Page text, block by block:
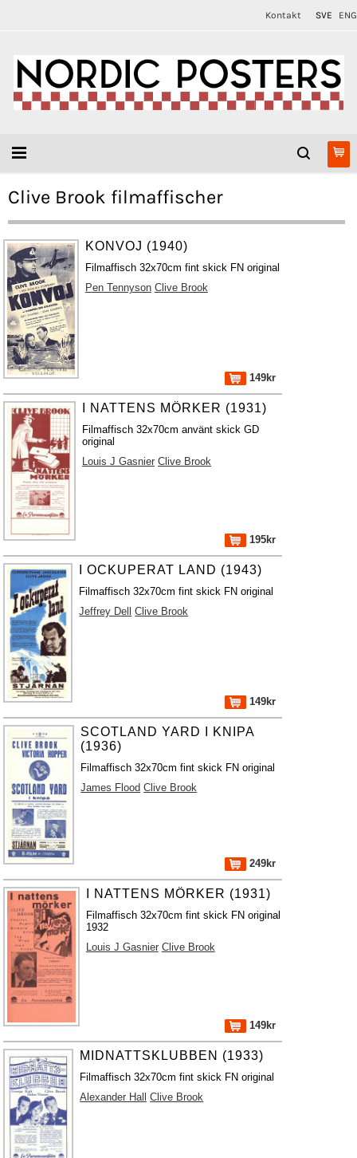
Kontakt SVE ENG
Clive Brook filmaffischer
KONVOJ (1940)
Filmaffisch 32x70cm fint skick FN original
Pen Tennyson Clive Brook
149kr
I NATTENS MÖRKER (1931)
Filmaffisch 32x70cm använt skick GD
original
Louis J Gasnier Clive Brook
195kr
I OCKUPERAT LAND (1943)
Filmaffisch 32x70cm fint skick FN original
Jeffrey Dell
Clive Brook
149kr
SCOTLAND YARD I KNIPA
(1936)
Filmaffisch 32x70cm fint skick FN original
James Flood Clive Brook
249kr
I NATTENS MÖRKER (1931)
Filmaffisch 32x70cm fint skick FN original
1932
Louis J Gasnier Clive Brook
149kr
MIDNATTSKLUBBEN (1933)
Filmaffisch 32x70cm fint skick FN original
Alexander Hall
Clive Brook